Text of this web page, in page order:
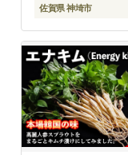
佐賀県 神埼市